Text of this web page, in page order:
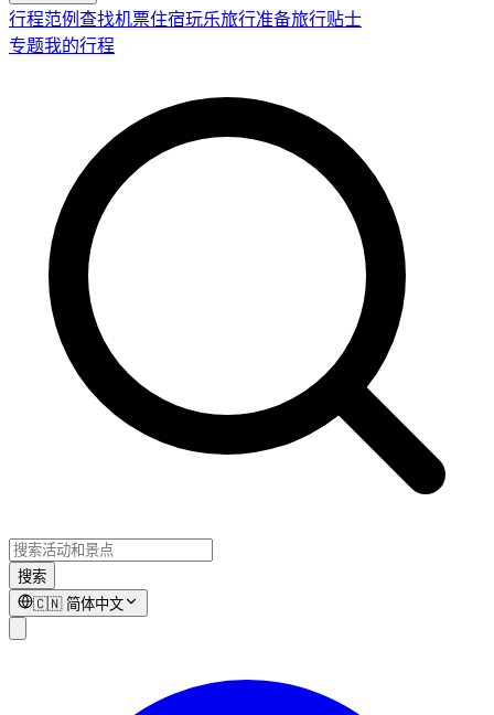
行程范例 查找机票住宿玩乐旅行准备旅行贴士
专题我的行程
搜索
🇨🇳 简体中文